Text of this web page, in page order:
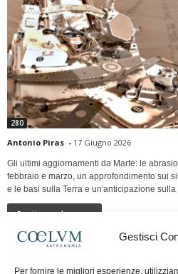
Gestisci
Per fornire le migliori esperienze,
280
Antonio Piras - 17 Giugno 2026
Gli ultimi aggiornamenti da Marte: le
febbraio e marzo, un approfondimento sui
e le basi sulla Terra e un'anticipazione
Continua a leggere